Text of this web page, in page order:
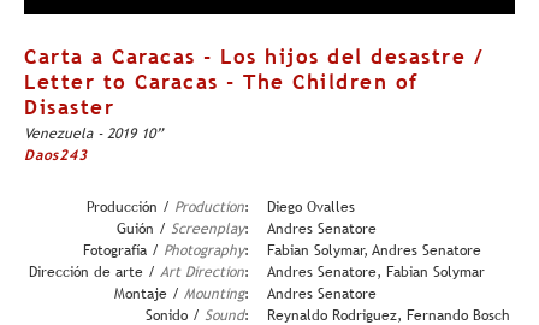
Carta a Caracas - Los hijos del desastre /
Letter to Caracas - The Children of
Disaster
Venezuela - 2019 10”
Daos243
Producción / Production:
Diego Ovalles
Guión / Screenplay:
Andres Senatore
Fotografía / Photography:
Fabian Solymar, Andres Senatore
Dirección de arte / Art Direction:
Andres Senatore, Fabian Solymar
Montaje / Mounting:
Andres Senatore
Sonido / Sound:
Reynaldo Rodriguez, Fernando Bosch